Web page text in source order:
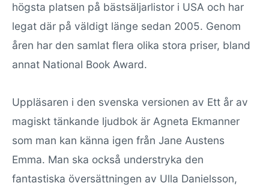
högsta platsen på bästsäljarlistor i USA och har
legat där på väldigt länge sedan 2005. Genom
åren har den samlat flera olika stora priser, bland
annat National Book Award.
Uppläsaren i den svenska versionen av Ett år av
magiskt tänkande ljudbok är Agneta Ekmanner
som man kan känna igen från Jane Austens
Emma. Man ska också understryka den
fantastiska översättningen av Ulla Danielsson,